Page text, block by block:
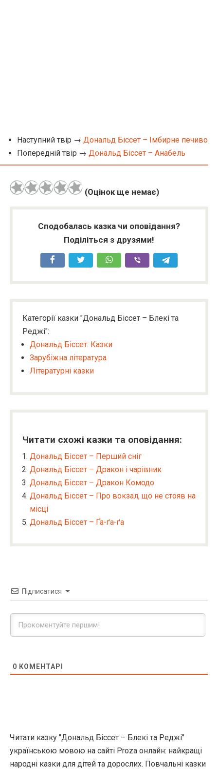
Наступний твір → Дональд Біссет – Імбирне печиво
Попередній твір → Дональд Біссет – Анабель
(Оцінок ще немає)
Сподобалась казка чи оповідання?
Поділіться з друзями!
Категорії казки "Дональд Біссет – Блекі та
Реджі":
Дональд Біссет: Казки
Зарубіжна література
Літературні казки
Читати схожі казки та оповідання:
Дональд Біссет – Перший сніг
Дональд Біссет – Дракон і чарівник
Дональд Біссет – Дракон Комодо
Дональд Біссет – Про вокзал, що не стояв на
місці
Дональд Біссет – Ґа-ґа-ґа
Підписатися
0 КОМЕНТАРІ
Читати казку "Дональд Біссет – Блекі та Реджі"
українською мовою на сайті Proza онлайн: найкращі
народні казки для дітей та дорослих. Повчальні казки